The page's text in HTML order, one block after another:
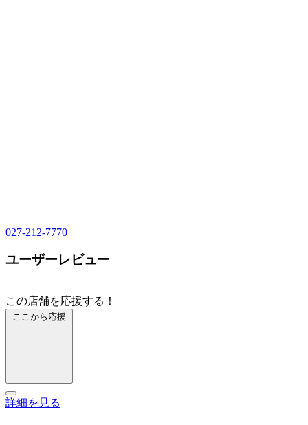
027-212-7770
ユーザーレビュー
この店舗を応援する！
ここから応援
詳細を見る